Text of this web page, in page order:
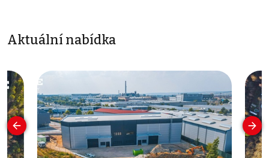
Aktuální nabídka